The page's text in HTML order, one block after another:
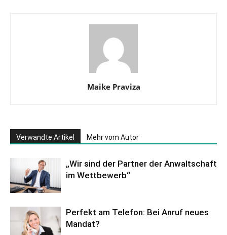
Maike Praviza
Verwandte Artikel Mehr vom Autor
„Wir sind der Partner der Anwaltschaft
im Wettbewerb“
Perfekt am Telefon: Bei Anruf neues
Mandat?